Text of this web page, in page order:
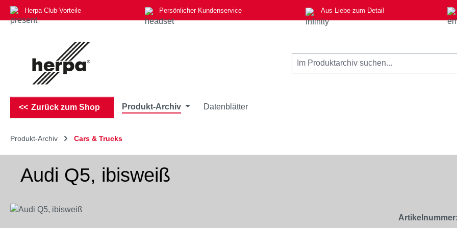
Hauptinhalt springen
Zur Suche springen
Zur Hauptnavigation springen
Herpa Club-Vorteile Persönlicher Kundenservice Aus Liebe zum Detail
Zurück zum Shop Produkt-Archiv Datenblätter
Produkt-Archiv Cars & Trucks
Audi Q5, ibisweiß
Bildergalerie überspringen